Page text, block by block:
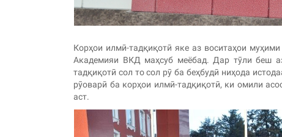
Корҳои илмӣ-тадқиқотӣ яке аз воситаҳои
Академияи ВКД маҳсуб меёбад. Дар тӯли беш
тадқиқотӣ сол то сол рӯ ба беҳбудӣ ниҳода
рӯоварӣ ба корҳои илмӣ-тадқиқотӣ, ки омили
аст.